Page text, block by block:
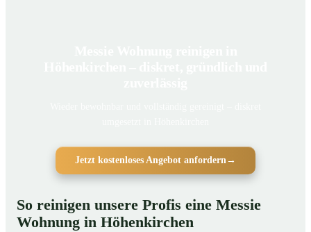
Jetzt kostenloses Angebot anfordern→
So reinigen unsere Profis eine Messie
Wohnung in Höhenkirchen